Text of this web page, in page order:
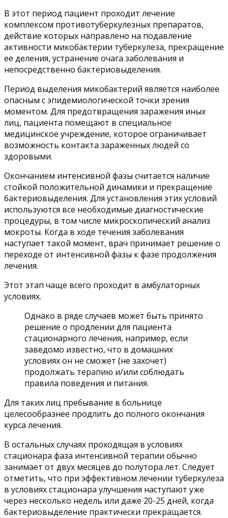
В этот период пациент проходит лечение
комплексом противотуберкулезных препаратов,
действие которых направлено на подавление
активности микобактерии туберкулеза, прекращение
ее деления, устранение очага заболевания и
непосредственно бактериовыделения.
Период выделения микобактерий является наиболее
опасным с эпидемиологической точки зрения
моментом. Для предотвращения заражения иных
лиц, пациента помещают в специальное
медицинское учреждение, которое ограничивает
возможность контакта зараженных людей со
здоровыми.
Окончанием интенсивной фазы считается наличие
стойкой положительной динамики и прекращение
бактериовыделения. Для установления этих условий
используются все необходимые диагностические
процедуры, в том числе микроскопический анализ
мокроты. Когда в ходе течения заболевания
наступает такой момент, врач принимает решение о
переходе от интенсивной фазы к фазе продолжения
лечения.
Этот этап чаще всего проходит в амбулаторных
условиях.
Однако в ряде случаев может быть принято
решение о продлении для пациента
стационарного лечения, например, если
заведомо известно, что в домашних
условиях он не сможет (не захочет)
продолжать терапию и/или соблюдать
правила поведения и питания.
Для таких лиц пребывание в больнице
целесообразнее продлить до полного окончания
курса лечения.
В остальных случаях проходящая в условиях
стационара фаза интенсивной терапии обычно
занимает от двух месяцев до полутора лет. Следует
отметить, что при эффективном лечении туберкулеза
в условиях стационара улучшения наступают уже
через несколько недель или даже 20-25 дней, когда
бактериовыделение практически прекращается.